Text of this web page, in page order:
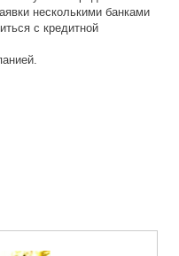
несколькими банками
с кредитной